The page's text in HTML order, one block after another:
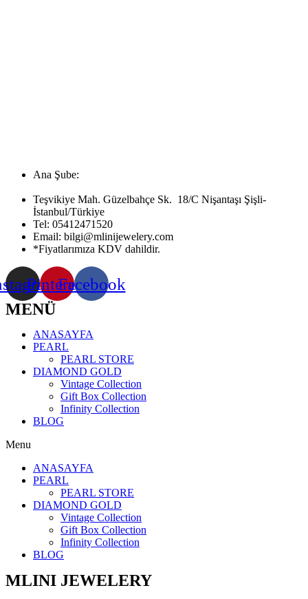
Ana Şube:
Teşvikiye Mah. Güzelbahçe Sk. 18/C Nişantaşı Şişli-
İstanbul/Türkiye
Tel: 05412471520
Email: bilgi@mlinijewelery.com
*Fiyatlarımıza KDV dahildir.
PinterestFacebook
MENÜ
ANASAYFA
PEARL
PEARL STORE
DIAMOND GOLD
Vintage Collection
Gift Box Collection
Infinity Collection
BLOG
Menu
ANASAYFA
PEARL
PEARL STORE
DIAMOND GOLD
Vintage Collection
Gift Box Collection
Infinity Collection
BLOG
MLINI JEWELERY